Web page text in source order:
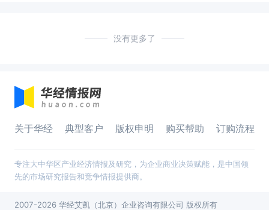
没有更多了
关于华经 典型客户 版权申明 购买帮助 订购流程
专注大中华区产业经济情报及研究，为企业商业决策赋能，是中国领
先的市场研究报告和竞争情报提供商。
2007-2026 华经艾凯（北京）企业咨询有限公司 版权所有